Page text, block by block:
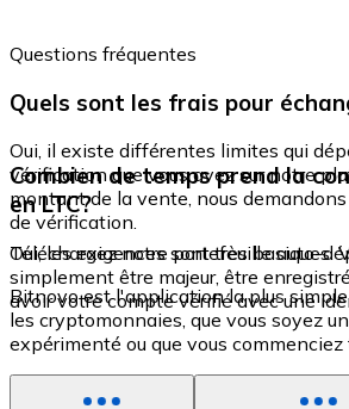
Questions fréquentes
Quels sont les frais pour
Oui, il existe différentes limites qui
vérification que vous avez sur notre
montant de la vente, nous
de vérification.
Combien de temps prend la
en LTC?
Oui, les exigences sont très basiques.
simplement être majeur, être
avoir votre compte vérifié avec une
Téléchargez notre portefeuille auto-
Bitnovo est l'application la plus
les cryptomonnaies, que vous soyez
expérimenté ou que vous commenciez